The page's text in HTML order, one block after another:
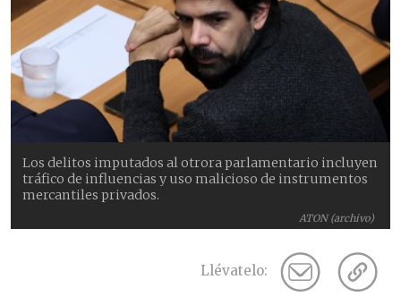
ATON (archivo)
Los delitos imputados al otrora parlamentario incluyen
tráfico de influencias y uso malicioso de instrumentos
mercantiles privados.
Llévatelo: